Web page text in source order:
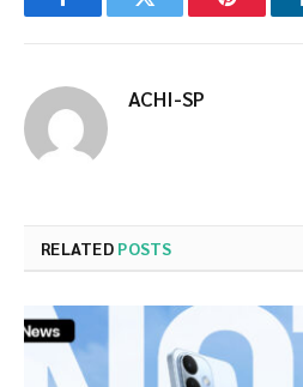
FacebookTwitter Pinterest
ACHI-SP
RELATED POSTS